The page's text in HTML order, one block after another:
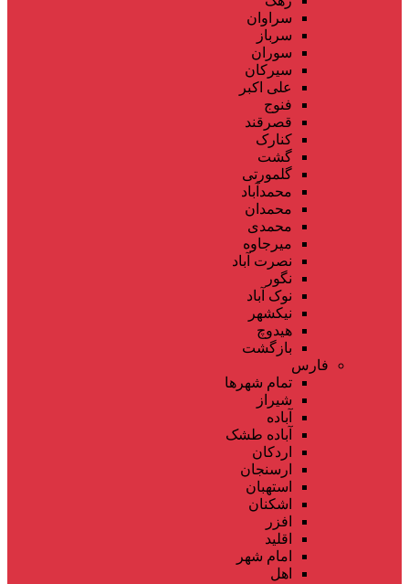
سراوان
سرباز
سوران
سیرکان
علی اکبر
فنوج
قصرقند
کنارک
گشت
گلمورتی
محمدآباد
محمدان
محمدی
میرجاوه
نصرت آباد
نگور
نوک آباد
نیکشهر
هیدوچ
بازگشت
فارس
تمام شهر‌ها
شیراز
آباده
آباده طشک
اردکان
ارسنجان
استهبان
اشکنان
افزر
اقلید
امام شهر
اهل